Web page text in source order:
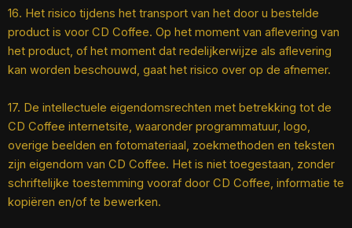
16. Het risico tijdens het transport van het door u bestelde
product is voor CD Coffee. Op het moment van aflevering van
het product, of het moment dat redelijkerwijze als aflevering
kan worden beschouwd, gaat het risico over op de afnemer.
17. De intellectuele eigendomsrechten met betrekking tot de
CD Coffee internetsite, waaronder programmatuur, logo,
overige beelden en fotomateriaal, zoekmethoden en teksten
zijn eigendom van CD Coffee. Het is niet toegestaan, zonder
schriftelijke toestemming vooraf door CD Coffee, informatie te
kopiëren en/of te bewerken.